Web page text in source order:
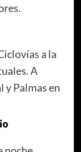
a la
A
y Palmas en